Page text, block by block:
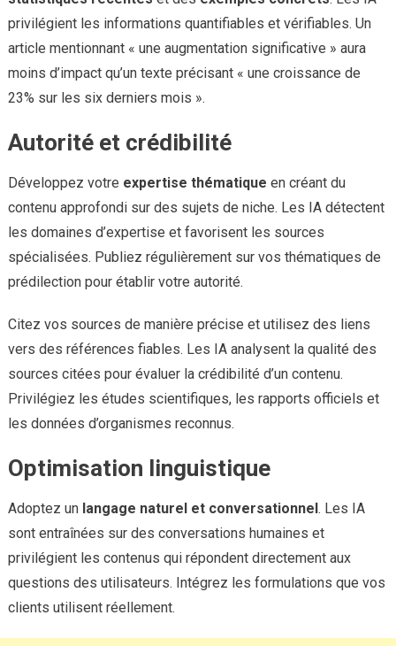
privilégient les informations quantifiables et vérifiables. Un
article mentionnant « une augmentation significative » aura
moins d’impact qu’un texte précisant « une croissance de
23% sur les six derniers mois ».
Autorité et crédibilité
Développez votre expertise thématique en créant du
contenu approfondi sur des sujets de niche. Les IA détectent
les domaines d’expertise et favorisent les sources
spécialisées. Publiez régulièrement sur vos thématiques de
prédilection pour établir votre autorité.
Citez vos sources de manière précise et utilisez des liens
vers des références fiables. Les IA analysent la qualité des
sources citées pour évaluer la crédibilité d’un contenu.
Privilégiez les études scientifiques, les rapports officiels et
les données d’organismes reconnus.
Optimisation linguistique
Adoptez un langage naturel et conversationnel . Les IA
sont entraînées sur des conversations humaines et
privilégient les contenus qui répondent directement aux
questions des utilisateurs. Intégrez les formulations que vos
clients utilisent réellement.